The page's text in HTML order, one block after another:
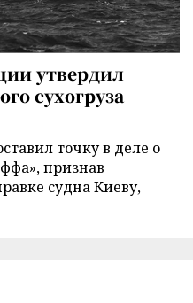
утвердил
сухогруза
точку в деле о
признав
судна Киеву,